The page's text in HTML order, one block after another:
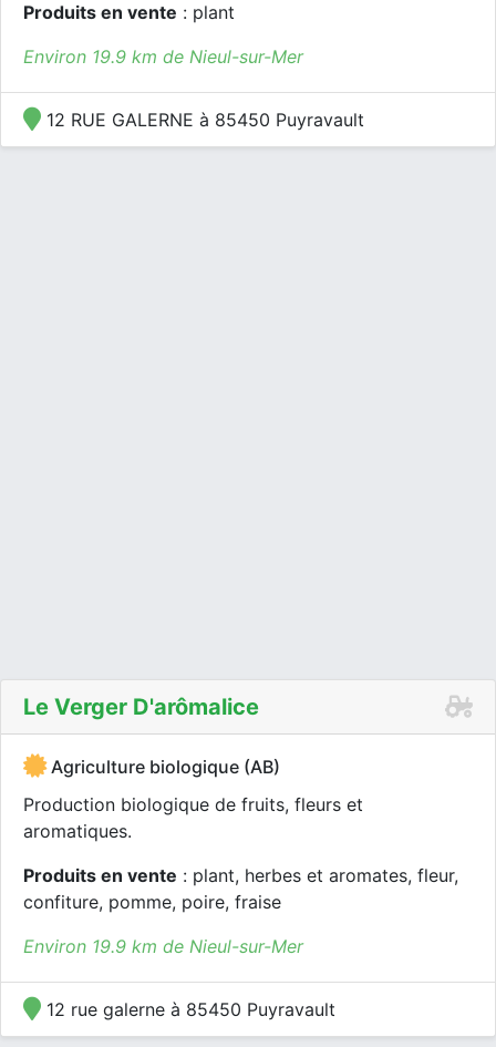
Produits en vente : plant
Environ 19.9 km de Nieul-sur-Mer
12 RUE GALERNE à 85450 Puyravault
Le Verger D'arômalice
Agriculture biologique (AB)
Production biologique de fruits, fleurs et
aromatiques.
Produits en vente : plant, herbes et aromates, fleur,
confiture, pomme, poire, fraise
Environ 19.9 km de Nieul-sur-Mer
12 rue galerne à 85450 Puyravault